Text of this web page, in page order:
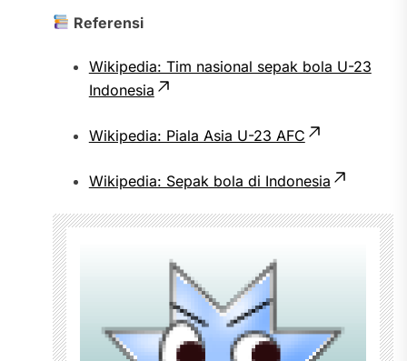
Referensi
Wikipedia: Tim nasional sepak bola U-23
Indonesia
Wikipedia: Piala Asia U-23 AFC
Wikipedia: Sepak bola di Indonesia